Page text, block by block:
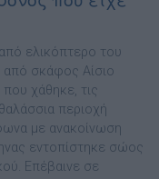
ελικόπτερο του
από σκάφος Αίσιο
χάθηκε, τις
περιοχή
με ανακοίνωση
εντοπίστηκε σώος
Επέβαινε σε